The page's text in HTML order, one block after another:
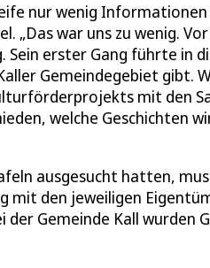
nur wenig Informationen
„Das war uns zu wenig.
Sein erster Gang führte in
Gemeindegebiet gibt.
mit den
welche Geschichten
ausgesucht hatten,
den jeweiligen
Gemeinde Kall wurden